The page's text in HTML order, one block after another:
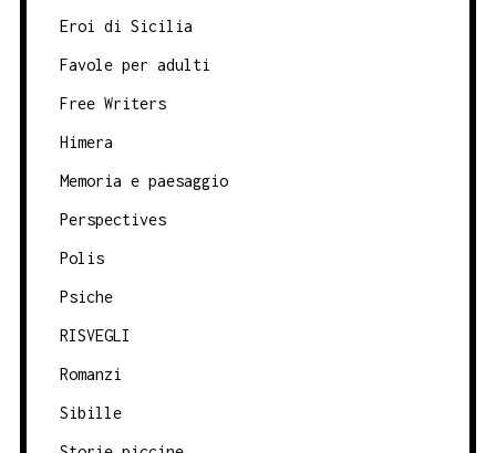
Eroi di Sicilia
Favole per adulti
Free Writers
Himera
Memoria e paesaggio
Perspectives
Polis
Psiche
RISVEGLI
Romanzi
Sibille